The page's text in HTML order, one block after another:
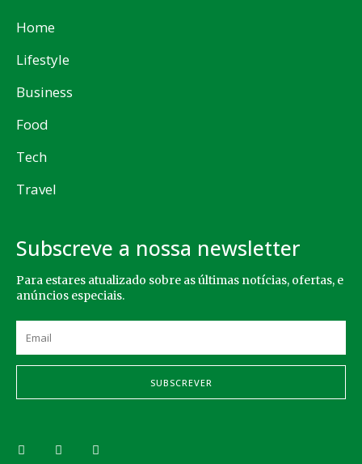
Home
Lifestyle
Business
Food
Tech
Travel
Subscreve a nossa newsletter
Para estares atualizado sobre as últimas notícias, ofertas, e
anúncios especiais.
SUBSCREVER